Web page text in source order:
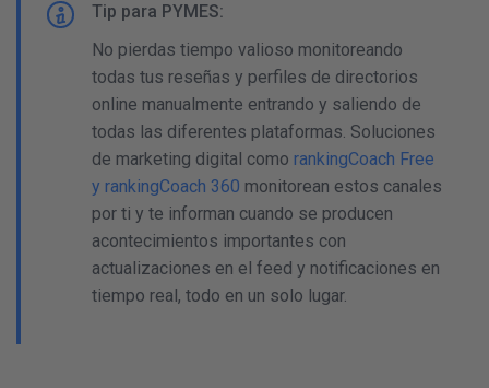
Tip para PYMES:
No pierdas tiempo valioso monitoreando
todas tus reseñas y perfiles de directorios
online manualmente entrando y saliendo de
todas las diferentes plataformas. Soluciones
de marketing digital como rankingCoach Free
y rankingCoach 360 monitorean estos canales
por ti y te informan cuando se producen
acontecimientos importantes con
actualizaciones en el feed y notificaciones en
tiempo real, todo en un solo lugar.